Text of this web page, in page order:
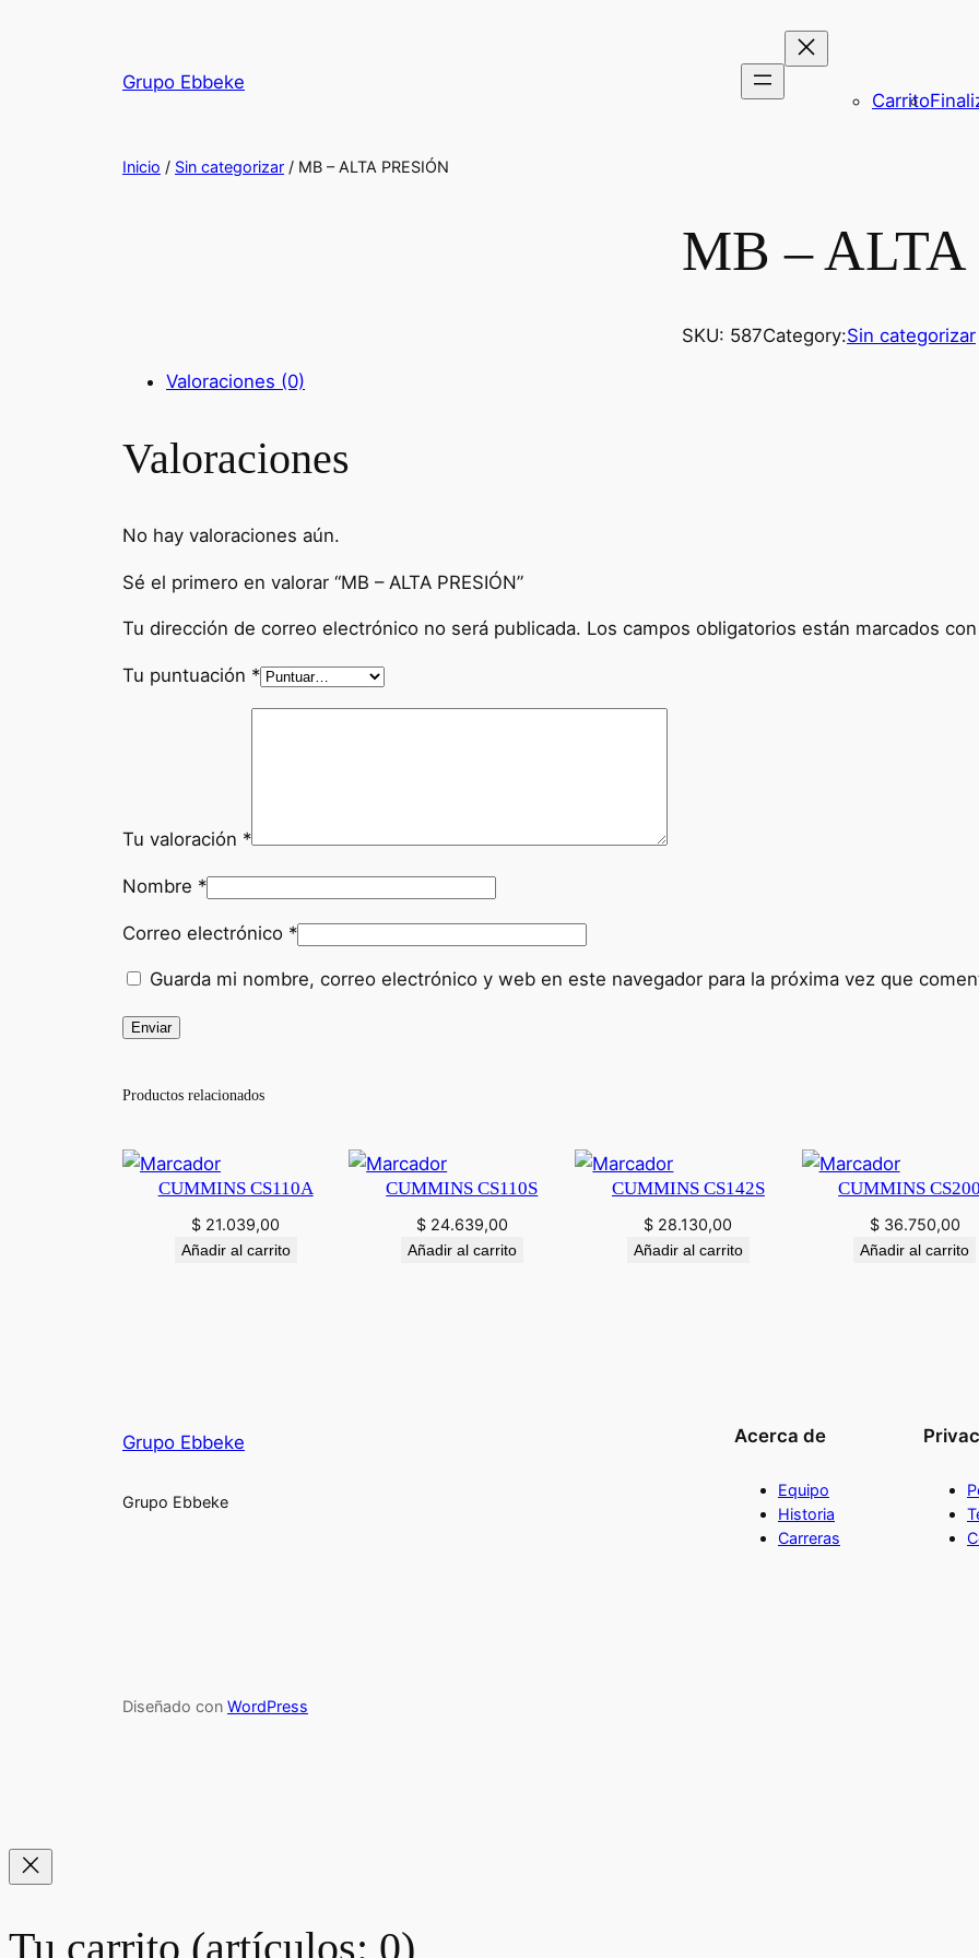
Grupo Ebbeke
Carrito
Inicio / Sin categorizar / MB – ALTA PRESIÓN
MB – ALTA
SKU: 587Category:Sin categorizar
Valoraciones (0)
Valoraciones
No hay valoraciones aún.
Sé el primero en valorar “MB – ALTA PRESIÓN”
Tu dirección de correo electrónico no será publicada. Los campos obligatorios están marcados
Tu puntuación *
Tu valoración *
Nombre *
Correo electrónico *
Guarda mi nombre, correo electrónico y web en este navegador para la próxima vez que
Productos relacionados
CUMMINS CS110A
$ 21.039,00
Añadir al carrito
CUMMINS CS110S
$24.639,00
Añadir al carrito
CUMMINS CS142S
$ 28.130,00
Añadir al carrito
CUMMINS
$36.750,00
Añadir al carrito
Grupo Ebbeke
Grupo Ebbeke
Acerca de
Equipo
Historia
Carreras
Diseñado con WordPress
Tu carrito (artículos: 0)